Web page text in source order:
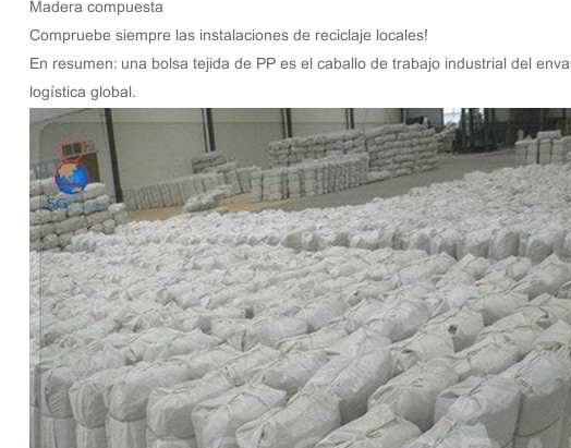
Madera compuesta
Compruebe siempre las instalaciones de reciclaje locales!
En resumen: una bolsa tejida de PP es el caballo de trabajo industrial del
logística global.